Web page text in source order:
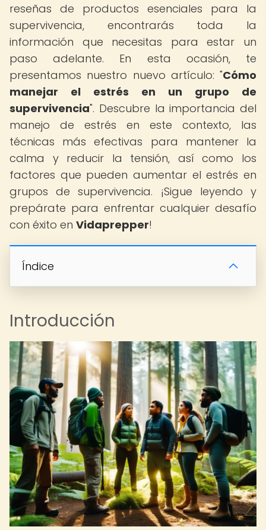
reseñas de productos esenciales para la
supervivencia, encontrarás toda la
información que necesitas para estar un
paso adelante. En esta ocasión, te
presentamos nuestro nuevo artículo: "Cómo
manejar el estrés en un grupo de
supervivencia". Descubre la importancia del
manejo de estrés en este contexto, las
técnicas más efectivas para mantener la
calma y reducir la tensión, así como los
factores que pueden aumentar el estrés en
grupos de supervivencia. ¡Sigue leyendo y
prepárate para enfrentar cualquier desafío
con éxito en Vidaprepper!
Índice
Introducción